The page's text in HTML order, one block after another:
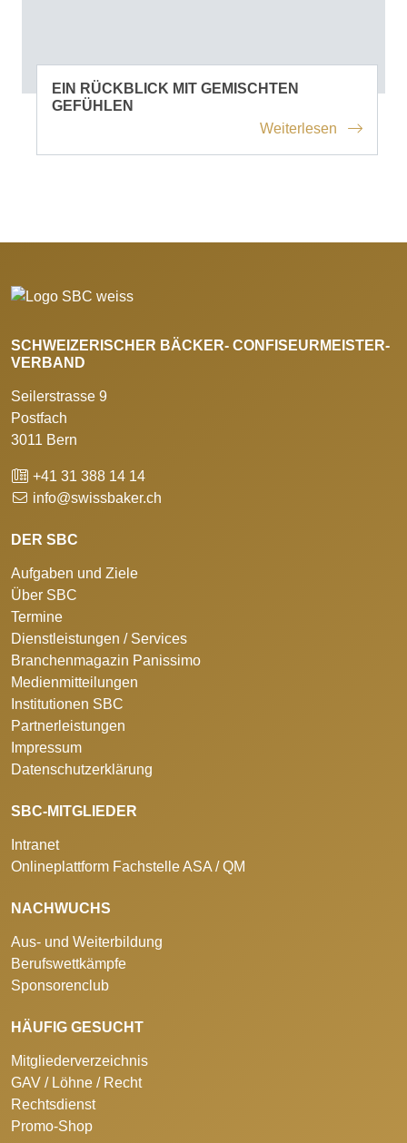
EIN RÜCKBLICK MIT GEMISCHTEN
GEFÜHLEN
Weiterlesen
SCHWEIZERISCHER BÄCKER- CONFISEURMEISTER-
VERBAND
Seilerstrasse 9
Postfach
3011 Bern
+41 31 388 14 14
info@swissbaker.ch
DER SBC
Aufgaben und Ziele
Über SBC
Termine
Dienstleistungen / Services
Branchenmagazin Panissimo
Medienmitteilungen
Institutionen SBC
Partnerleistungen
Impressum
Datenschutzerklärung
SBC-MITGLIEDER
Intranet
Onlineplattform Fachstelle ASA / QM
NACHWUCHS
Aus- und Weiterbildung
Berufswettkämpfe
Sponsorenclub
HÄUFIG GESUCHT
Mitgliederverzeichnis
GAV / Löhne / Recht
Rechtsdienst
Promo-Shop